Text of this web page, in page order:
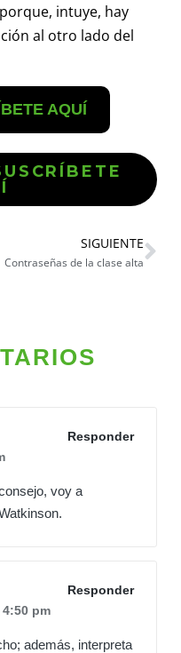
intuye, hay
al otro lado del
AQUÍ
SIGUIENTE
Contraseñas de la clase alta
Responder
voy a
Responder
4:50 pm
además, interpreta